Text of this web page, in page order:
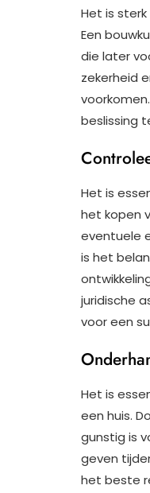
Het is
Een
die later
zekerheid
beslissing
Het is
het kopen
eventuele
is het
juridische
voor een
Het is
een huis.
gunstig is
geven
het beste